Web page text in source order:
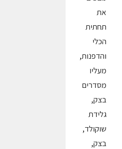
את
תחתית
הכלי
והדפנות,
מעליו
מסדרים
בצק,
גלידת
שוקולד,
בצק,